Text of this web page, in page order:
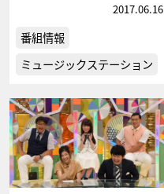
2017.06.16
番組情報
ミュージックステーション